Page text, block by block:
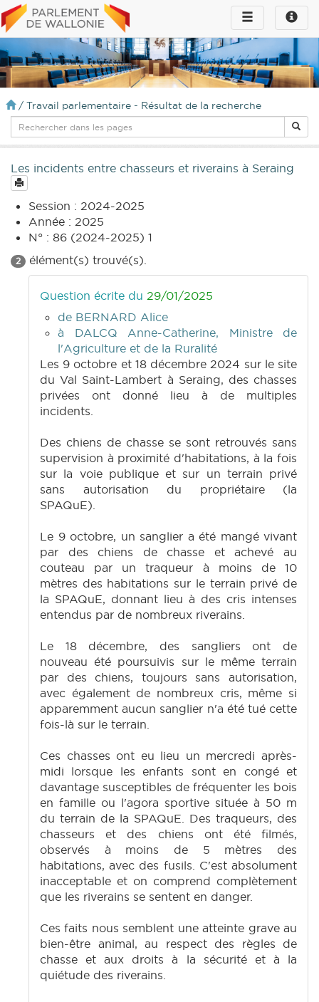
Toggle
infos
Toggle
navigation
/ Travail parlementaire - Résultat de la recherche
Les incidents entre chasseurs et riverains à Seraing
Session : 2024-2025
Année : 2025
N° : 86 (2024-2025) 1
2 élément(s) trouvé(s).
Question écrite du 29/01/2025
de BERNARD Alice
à DALCQ Anne-Catherine, Ministre de
l'Agriculture et de la Ruralité
Les 9 octobre et 18 décembre 2024 sur le site
du Val Saint-Lambert à Seraing, des chasses
privées ont donné lieu à de multiples
incidents.
Des chiens de chasse se sont retrouvés sans
supervision à proximité d'habitations, à la fois
sur la voie publique et sur un terrain privé
sans autorisation du propriétaire (la
SPAQuE).
Le 9 octobre, un sanglier a été mangé vivant
par des chiens de chasse et achevé au
couteau par un traqueur à moins de 10
mètres des habitations sur le terrain privé de
la SPAQuE, donnant lieu à des cris intenses
entendus par de nombreux riverains.
Le 18 décembre, des sangliers ont de
nouveau été poursuivis sur le même terrain
par des chiens, toujours sans autorisation,
avec également de nombreux cris, même si
apparemment aucun sanglier n'a été tué cette
fois-là sur le terrain.
Ces chasses ont eu lieu un mercredi après-
midi lorsque les enfants sont en congé et
davantage susceptibles de fréquenter les bois
en famille ou l'agora sportive située à 50 m
du terrain de la SPAQuE. Des traqueurs, des
chasseurs et des chiens ont été filmés,
observés à moins de 5 mètres des
habitations, avec des fusils. C'est absolument
inacceptable et on comprend complètement
que les riverains se sentent en danger.
Ces faits nous semblent une atteinte grave au
bien-être animal, au respect des règles de
chasse et aux droits à la sécurité et à la
quiétude des riverains.